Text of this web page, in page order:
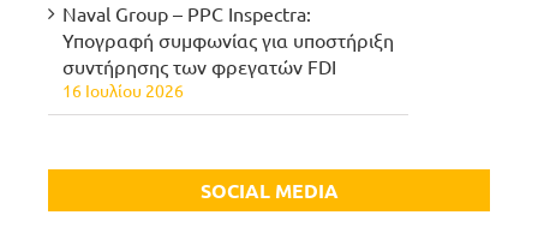
Naval Group – PPC Inspectra:
Υπογραφή συμφωνίας για υποστήριξη
συντήρησης των φρεγατών FDI
16 Ιουλίου 2026
SOCIAL MEDIA